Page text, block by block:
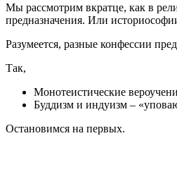
Мы рассмотрим вкратце, как в
предназначения. Или
Разумеется, разные конфессии
Так,
Монотеистические
Буддизм и индуизм –
Остановимся на первых.